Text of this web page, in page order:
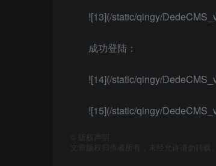
![13](/static/qingy/
成功登陆：
![14](/static/qingy/
![15](/static/qingy/
版权声明
文章版权归作者所有，未经允许请勿转载。